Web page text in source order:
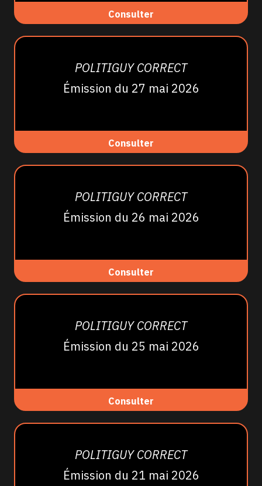
Consulter
POLITIGUY CORRECT
Émission du 27 mai 2026
Consulter
POLITIGUY CORRECT
Émission du 26 mai 2026
Consulter
POLITIGUY CORRECT
Émission du 25 mai 2026
Consulter
POLITIGUY CORRECT
Émission du 21 mai 2026